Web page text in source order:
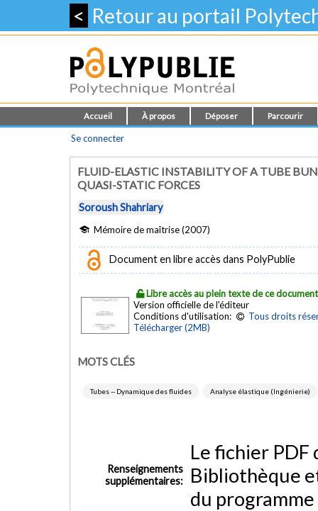
< Retour au portail
Accueil À propos Déposer Parcourir
Se connecter
FLUID-ELASTIC INSTABILITY OF A TUBE
QUASI-STATIC FORCES
Soroush Shahriary
Mémoire de maîtrise (2007)
Document en libre accès dans PolyPublie
Libre accès au plein texte de ce document
Version officielle de l'éditeur
Conditions d'utilisation:
Tous droits
Télécharger (2MB)
MOTS CLÉS
Tubes -- Dynamique des fluides Analyse élastique (Ingénierie)
Renseignements
supplémentaires:
Le fichier
Bibliothèque
du programme